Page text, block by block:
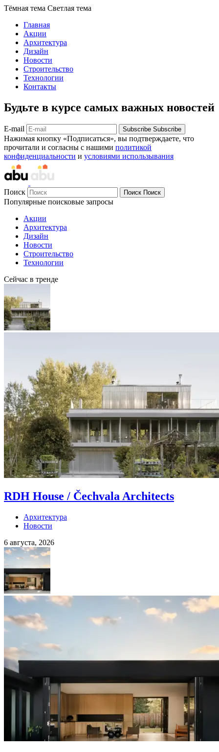
Тёмная тема Светлая тема
Главная
Акции
Архитектура
Дизайн
Новости
Строительство
Технологии
Контакты
Будьте в курсе самых важных новостей
E-mail Subscribe Subscribe
Нажимая кнопку «Подписаться», вы подтверждаете, что
прочитали и согласны с нашими политикой
конфиденциальности и условиями использывания
Поиск Поиск Поиск
Популярные поисковые запросы
Акции
Архитектура
Дизайн
Новости
Строительство
Технологии
Сейчас в тренде
RDH House / Čechvala Architects
Архитектура
Новости
6 августа, 2026